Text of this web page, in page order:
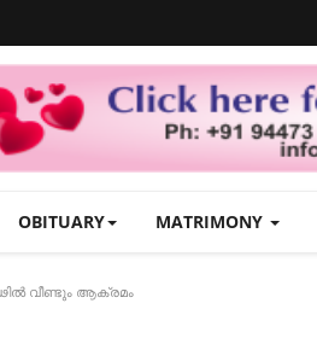
OBITUARY MATRIMONY
വീണ്ടും ആക്രമം